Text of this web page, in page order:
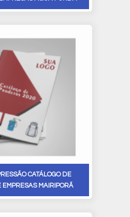
CATÁLOGO DE
EMPRESAS MAIRIPORÃ